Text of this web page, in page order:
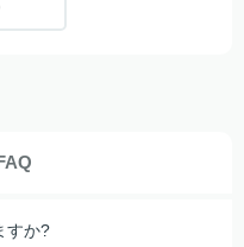
すか?